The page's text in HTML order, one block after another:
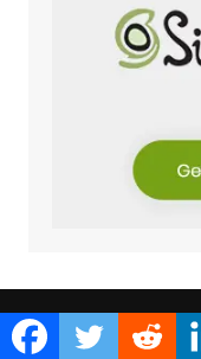
Recent post